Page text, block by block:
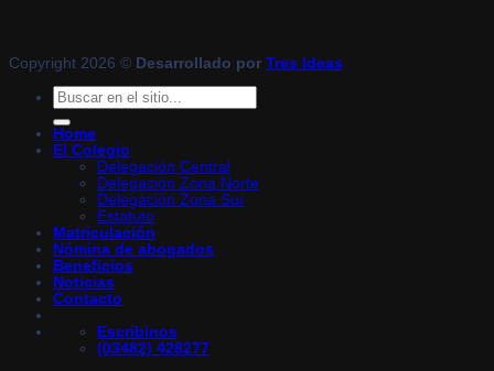
Copyright 2026 © Desarrollado por Tres Ideas
Home
El Colegio
Delegación Central
Delegación Zona Norte
Delegación Zona Sur
Estatuto
Matriculación
Nómina de abogados
Beneficios
Noticias
Contacto
Escribinos
(03482) 428277